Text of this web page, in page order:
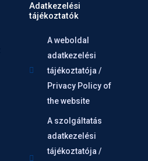
Adatkezelési
tájékoztatók
A weboldal
adatkezelési
tájékoztatója /
Privacy Policy of
the website
A szolgáltatás
adatkezelési
tájékoztatója /